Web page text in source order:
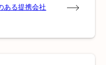
ある提携会社